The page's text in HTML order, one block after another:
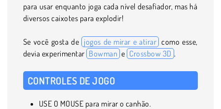
para usar enquanto joga cada nível desafiador, mas há
diversos caixotes para explodir!
Se você gosta de jogos de mirar e atirar como esse,
devia experimentar Bowman e Crossbow 3D .
CONTROLES DE JOGO
USE O MOUSE para mirar o canhão.